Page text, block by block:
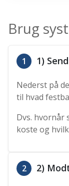
Brug
1 1)
Nederst på
til hvad
Dvs. hvornår
koste og
2 2)